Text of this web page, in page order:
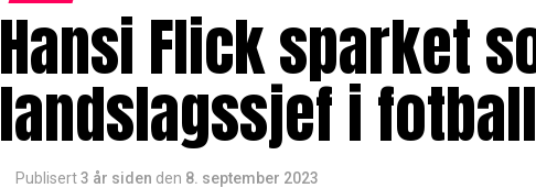
Hansi Flick sparket
landslagssjef i fotball
Publisert3 år siden den 8. september 2023